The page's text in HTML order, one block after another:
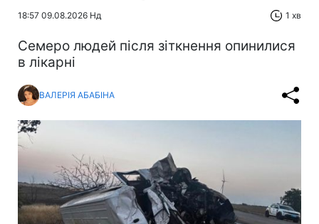
18:57 09.08.2026 Нд 1 хв
Cемеро людей після зіткнення опинилися
в лікарні
ВАЛЕРІЯ АБАБІНА